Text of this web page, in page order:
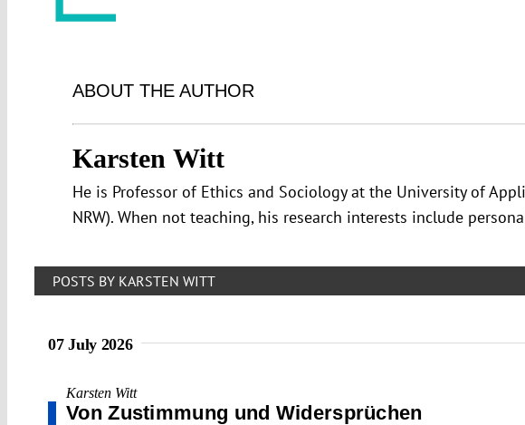
ABOUT THE AUTHOR
Karsten Witt
He is Professor of Ethics and Sociology at the University of
NRW). When not teaching, his research interests include
POSTS BY KARSTEN WITT
07 July 2026
Karsten Witt
Von Zustimmung und Widersprüchen